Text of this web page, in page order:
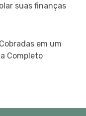
suas finanças
em um
Completo